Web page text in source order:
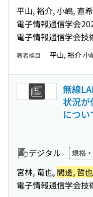
平山, 裕介, 小嶋, 直
電子情報通信学会
電子情報通信学会技
著者標目 平山, 裕介 小
無線
状況が
につい
デジタル 規格
宮林, 竜也, 間邊, 哲也
電子情報通信学会技